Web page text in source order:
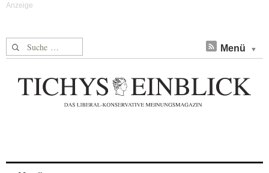
Suche nach: Menü